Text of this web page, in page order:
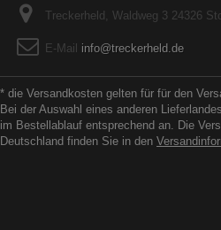
Treckerheld, Waldweg 3 24326
E-Mail info@treckerheld.de
* die Versandkosten gelten für für den
Bei der Auswahl eines anderen
im Bestellablauf entsprechend an. Die
Deutschland finden Sie in den